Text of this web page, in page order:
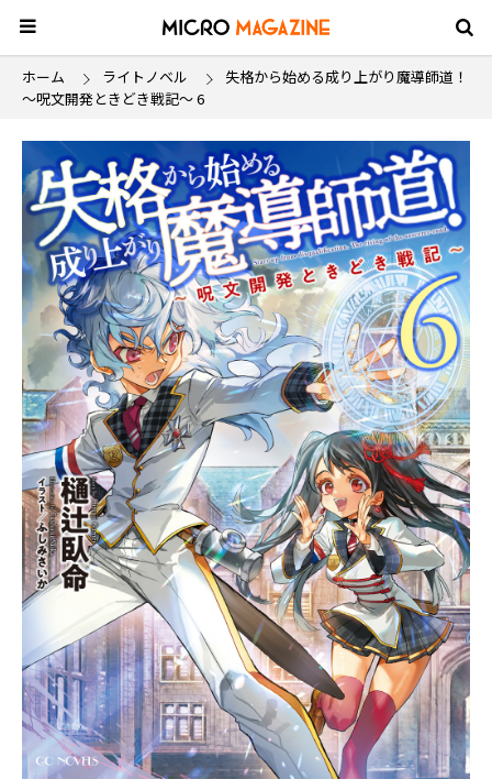
ホーム ライトノベル
失格から始める成り上がり魔導師道！
～呪文開発ときどき戦記～ 6